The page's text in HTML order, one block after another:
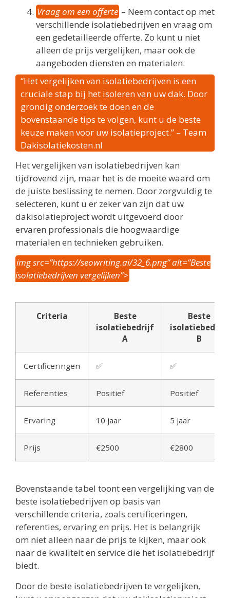
Vraag om een offerte – Neem contact op met
verschillende isolatiebedrijven en vraag om
een gedetailleerde offerte. Zo kunt u niet
alleen de prijs vergelijken, maar ook de
aangeboden diensten en materialen.
“Het vergelijken van isolatiebedrijven is een
cruciale stap bij het isoleren van uw dak. Door
grondig onderzoek te doen en de
bovenstaande tips te volgen, kunt u de beste
keuze maken voor uw isolatieproject.” – Team
Dakisolatiekosten.nl
Het vergelijken van isolatiebedrijven kan
tijdrovend zijn, maar het is de moeite waard om
de juiste beslissing te nemen. Door zorgvuldig te
selecteren, kunt u er zeker van zijn dat uw
dakisolatieproject wordt uitgevoerd door
ervaren professionals die hoogwaardige
materialen en technieken gebruiken.
img src=”https://seowriting.ai/32_6.png” alt=”Beste
isolatiebedrijven vergelijken”>
Criteria
Beste
isolatiebedrijf
A
Beste
isolatiebedrijf
B
Certificeringen ✅ ✅
Referenties Positief Positief
Ervaring 10 jaar 5 jaar
Prijs €2500 €2800
Bovenstaande tabel toont een vergelijking van de
beste isolatiebedrijven op basis van
verschillende criteria, zoals certificeringen,
referenties, ervaring en prijs. Het is belangrijk
om niet alleen naar de prijs te kijken, maar ook
naar de kwaliteit en service die het isolatiebedrijf
biedt.
Door de beste isolatiebedrijven te vergelijken,